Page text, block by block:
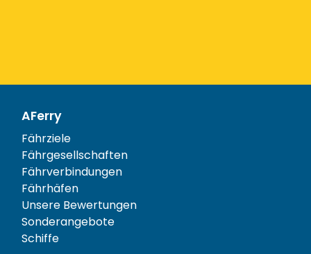
AFerry
Fährziele
Fährgesellschaften
Fährverbindungen
Fährhäfen
Unsere Bewertungen
Sonderangebote
Schiffe